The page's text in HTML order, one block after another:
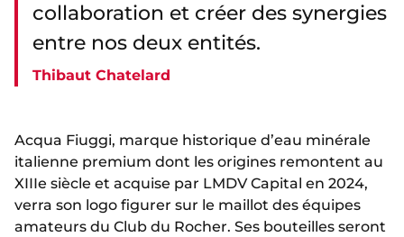
collaboration et créer des synergies
entre nos deux entités.
Thibaut Chatelard
Acqua Fiuggi, marque historique d’eau minérale
italienne premium dont les origines remontent au
XIIIe siècle et acquise par LMDV Capital en 2024,
verra son logo figurer sur le maillot des équipes
amateurs du Club du Rocher. Ses bouteilles seront